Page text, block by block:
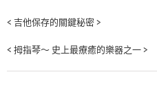
< 吉他保存的關鍵秘密 >
< 拇指琴～ 史上最療癒的樂器之一 >